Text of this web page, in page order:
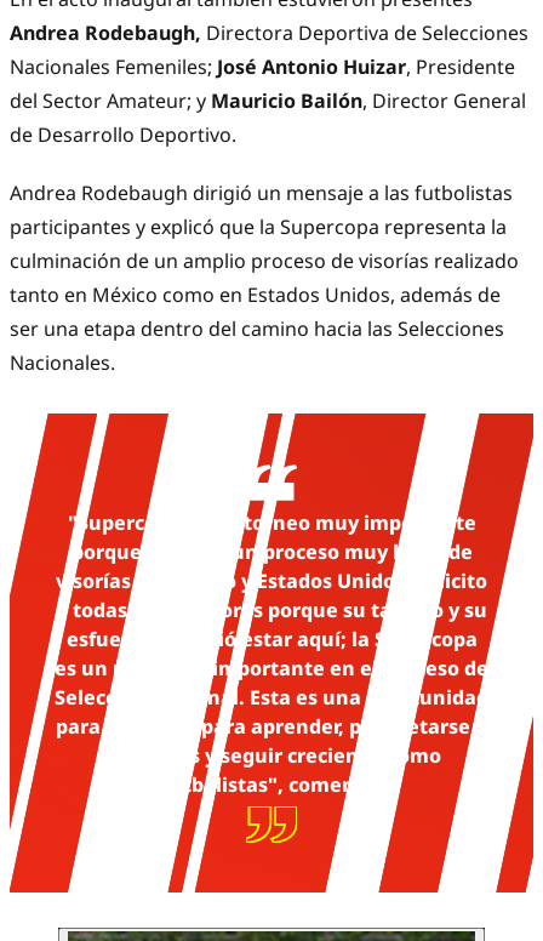
Andrea Rodebaugh, Directora Deportiva de Selecciones
Nacionales Femeniles; José Antonio Huizar, Presidente
del Sector Amateur; y Mauricio Bailón, Director General
de Desarrollo Deportivo.
Andrea Rodebaugh dirigió un mensaje a las futbolistas
participantes y explicó que la Supercopa representa la
culminación de un amplio proceso de visorías realizado
tanto en México como en Estados Unidos, además de
ser una etapa dentro del camino hacia las Selecciones
Nacionales.
"Supercopa es un torneo muy importante
porque culmina un proceso muy largo de
visorías en México y Estados Unidos. Felicito
a todas las jugadoras porque su talento y su
esfuerzo les valió estar aquí; la Supercopa
es un paso muy importante en el proceso de
Selección Nacional. Esta es una oportunidad
para competir, para aprender, para retarse a
sí mismas y seguir creciendo como
futbolistas", comentó.